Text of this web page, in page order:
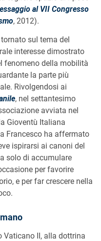
al VII Congresso
, 2012).
sul tema del
interesse dimostrato
fenomeno della mobilità
la parte più
Rivolgendosi ai
, nel settantesimo
avviata nel
Gioventù Italiana
Francesco ha affermato
ispirarsi ai canoni del
solo di accumulare
per favorire
e per far crescere nella
Vaticano II, alla dottrina